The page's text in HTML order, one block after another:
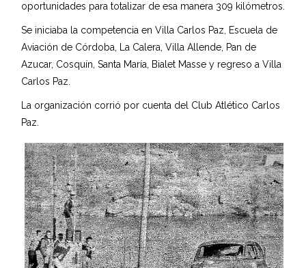
oportunidades para totalizar de esa manera 309 kilómetros.
Se iniciaba la competencia en Villa Carlos Paz, Escuela de
Aviación de Córdoba, La Calera, Villa Allende, Pan de
Azucar, Cosquín, Santa María, Bialet Masse y regreso a Villa
Carlos Paz.
La organización corrió por cuenta del Club Atlético Carlos
Paz.